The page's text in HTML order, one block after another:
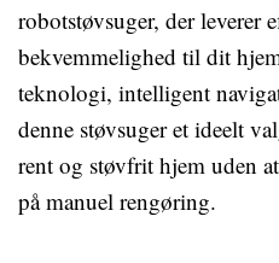
robotstøvsuger, der leverer
bekvemmelighed til dit
teknologi, intelligent
denne støvsuger et ideelt
rent og støvfrit hjem uden
på manuel rengøring.